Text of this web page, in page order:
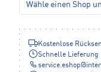
Wähle einen Shop
Kostenlose
Schnelle Lieferung
service.eshop@